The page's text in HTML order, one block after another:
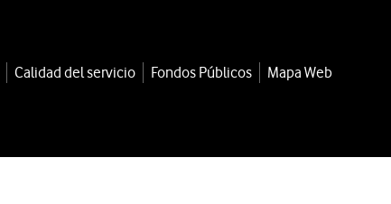
Calidad del servicio Fondos Públicos
Mapa Web